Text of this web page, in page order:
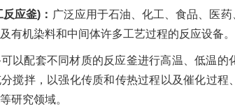
应釜)： 广泛应用于石油、化工、食品、医
有机染料和中间体许多工艺过程的反应设备。
以配套不同材质的反应釜进行高温、低温
搅拌，以强化传质和传热过程以及催化过
研究领域。